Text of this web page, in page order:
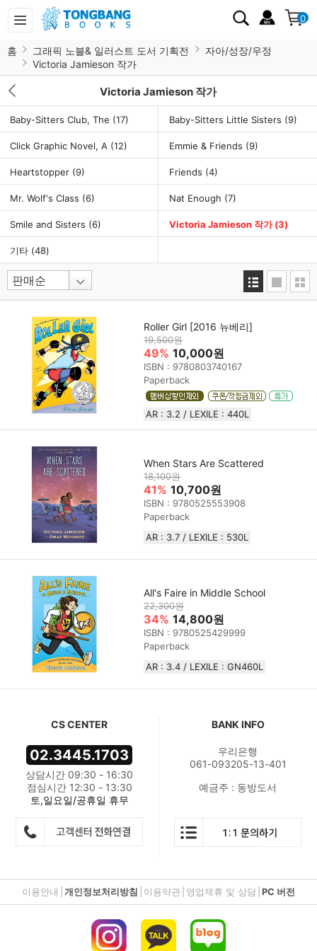
0
홈 그래픽 노블& 일러스트 도서 기획전
자아/성장/우정
Victoria Jamieson 작가
Victoria Jamieson 작가
Baby-Sitters Club, The (17) Baby-Sitters Little Sisters (9)
Click Graphic Novel, A (12) Emmie & Friends (9)
Heartstopper (9) Friends (4)
Mr. Wolf's Class (6) Nat Enough (7)
Smile and Sisters (6) Victoria Jamieson 작가(3)
기타 (48)
Roller Girl [2016 뉴베리]
19,500원
49% 10,000원
ISBN : 9780803740167
Paperback
AR : 3.2 / LEXILE : 440L
When Stars Are Scattered
18,100원
41% 10,700원
ISBN : 9780525553908
Paperback
AR : 3.7 / LEXILE : 530L
All's Faire in Middle School
22,300원
34% 14,800원
ISBN : 9780525429999
Paperback
AR : 3.4 / LEXILE : GN460L
CS CENTER
02.3445.1703
상담시간 09:30 - 16:30
점심시간 12:30 - 13:30
토,일요일/공휴일 휴무
BANK INFO
우리은행
061-093205-13-401
예금주 : 동방도서
이용안내 개인정보처리방침 이용약관 영업제휴 및 상담 PC 버전